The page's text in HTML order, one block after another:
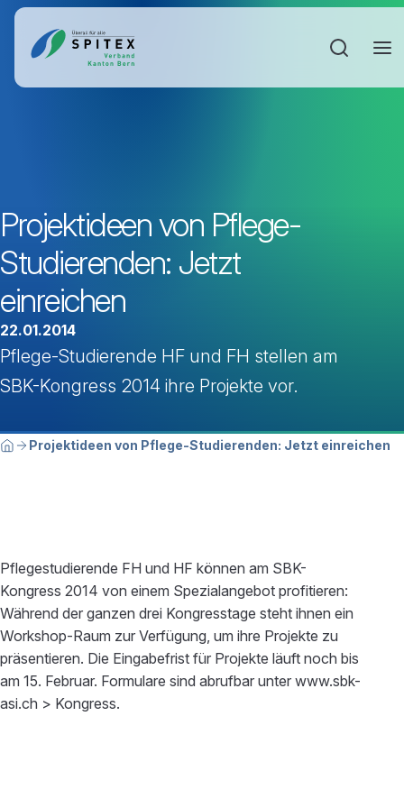
Projektideen von Pflege-
Studierenden: Jetzt
einreichen
22.01.2014
Pflege-Studierende HF und FH stellen am
SBK-Kongress 2014 ihre Projekte vor.
Breadcrumbnavigation
Sie befinden sich hier:
HomeProjektideen von Pflege-Studierenden: Jetzt einreichen
Pflegestudierende FH und HF können am SBK-
Kongress 2014 von einem Spezialangebot profitieren:
Während der ganzen drei Kongresstage steht ihnen ein
Workshop-Raum zur Verfügung, um ihre Projekte zu
präsentieren. Die Eingabefrist für Projekte läuft noch bis
am 15. Februar. Formulare sind abrufbar unter www.sbk-
asi.ch > Kongress.